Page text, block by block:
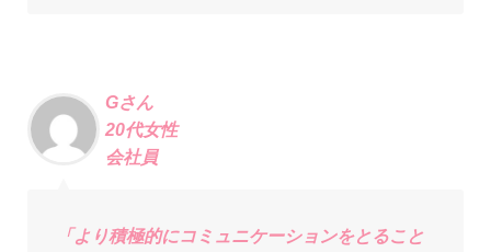
Gさん
20代女性
会社員
「より積極的にコミュニケーションをとること